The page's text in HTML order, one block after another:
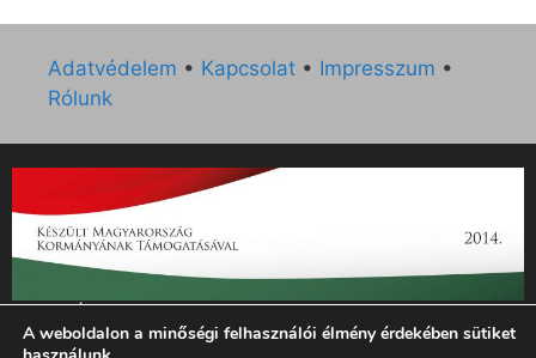
Adatvédelem • Kapcsolat • Impresszum •
Rólunk
„Az Új Ember katolikus hetilap 2014. évi működésének
támogatását az EGYH-KCP-14-P-0121 sz. támogatási
A weboldalon a minőségi felhasználói élmény érdekében sütiket